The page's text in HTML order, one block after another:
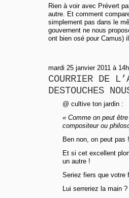
Rien à voir avec Prévert
autre. Et comment
simplement pas dans le
gouvernent ne nous
ont bien osé pour Camus)
mardi 25 janvier 2011 à
COURRIER DE
DESTOUCHES
@ cultive ton jardin :
« Comme on peut
compositeur ou
Ben non, on peut pas !
Et si cet excellent
un autre !
Seriez fiers que votre
Lui serreriez la main